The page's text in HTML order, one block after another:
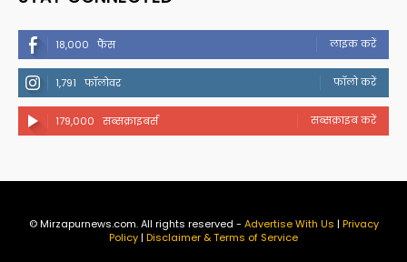
18,000 फैंस लाइक करें
1,791 फॉलोवर फॉलो करें
179,000 सब्सक्राइबर्स सब्सक्राइब करें
© Mirzapurnews.com. All rights reserved - Advertise With Us | Privacy
Policy| Disclaimer & Terms of Service